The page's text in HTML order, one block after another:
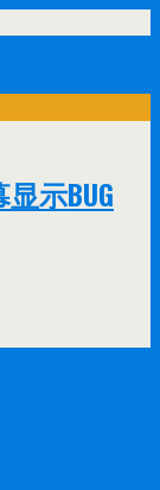
示BUG